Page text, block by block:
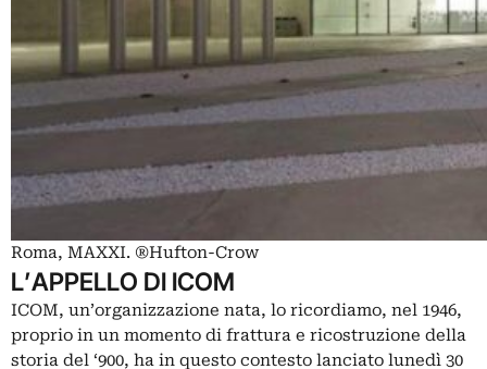
Roma, MAXXI. ®Hufton-Crow
L’APPELLO DI ICOM
ICOM, un’organizzazione nata, lo ricordiamo, nel 1946,
proprio in un momento di frattura e ricostruzione della
storia del ‘900, ha in questo contesto lanciato lunedì 30